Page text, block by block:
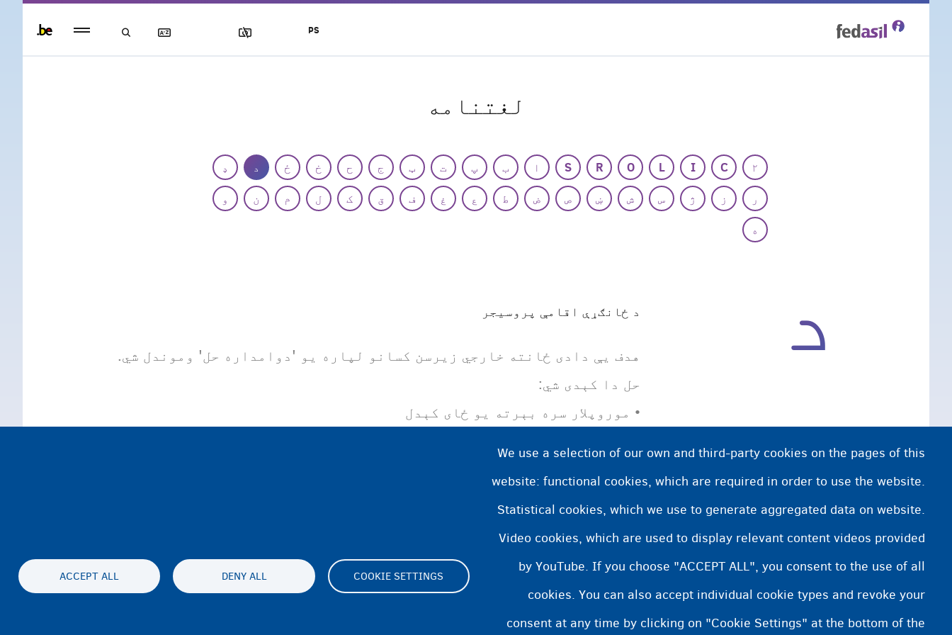
لغتنامه
۲ C
I
L
O
R
S ا ب پ ت ټ ج ح خ ځ د
ډ
ر
ز ژ س ش ښ ص ض ط ع غ ف ق ک ل م ن
و
ه
د د ځانګړې اقامې پروسیجر
هدف یې دادی ځانته خارجي زیرسن کسانو لپاره یو 'دوامداره حل' وموندل شي.
حل دا کېدی شي:
• موروپلار سره بېرته یو ځای کېدل
We use a selection of our own and third-party cookies on the pages of this
website: functional cookies, which are required in order to use the website.
Statistical cookies, which we use to generate aggregated data on website.
Video cookies, which are used to display relevant content videos provided
by YouTube. If you choose "ACCEPT ALL", you consent to the use of all
cookies. You can also accept individual cookie types and revoke your
consent at any time by clicking on "Cookie Settings" at the bottom of the
COOKIE SETTINGS
DENY ALL
ACCEPT ALL
Footer
Cookie Settings
PS
footer